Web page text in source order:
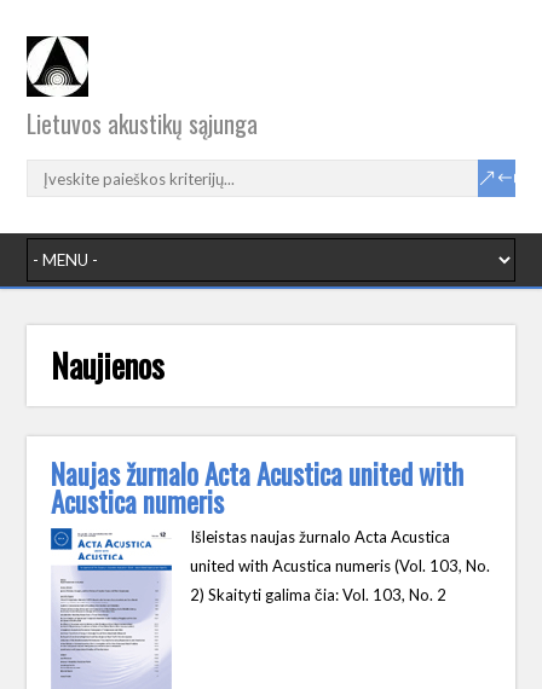
Lietuvos akustikų sąjunga
Naujienos
Naujas žurnalo Acta Acustica united with
Acustica numeris
Išleistas naujas žurnalo Acta Acustica
united with Acustica numeris (Vol. 103, No.
2) Skaityti galima čia: Vol. 103, No. 2